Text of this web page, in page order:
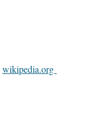
wikipedia.org